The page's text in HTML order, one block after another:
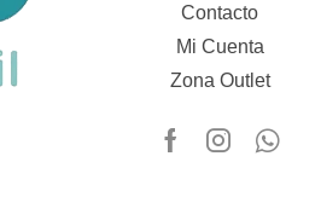
Contacto
Mi Cuenta
Zona Outlet